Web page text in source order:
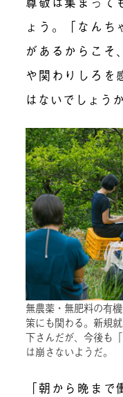
ょう。「なんち
があるからこそ
や関わりしろを
はないでしょうか
無農薬・無肥料の有
策にも関わる。新規
下さんだが、今後も
は崩さないようだ。
「朝から晩ま